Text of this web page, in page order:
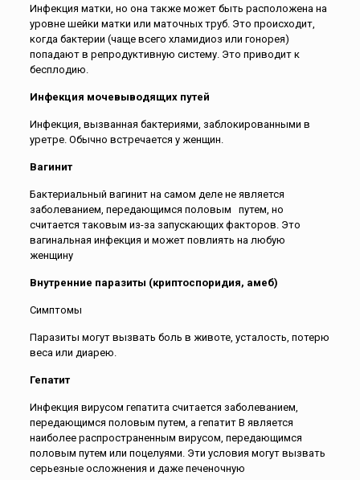
Инфекция матки, но она также может быть расположена на
уровне шейки матки или маточных труб. Это происходит,
когда бактерии (чаще всего хламидиоз или гонорея)
попадают в репродуктивную систему. Это приводит к
бесплодию.
Инфекция мочевыводящих путей
Инфекция, вызванная бактериями, заблокированными в
уретре. Обычно встречается у женщин.
Вагинит
Бактериальный вагинит на самом деле не является
заболеванием, передающимся половым путем, но
считается таковым из-за запускающих факторов. Это
вагинальная инфекция и может повлиять на любую
женщину
Внутренние паразиты (криптоспоридия, амеб)
Cимптомы
Паразиты могут вызвать боль в животе, усталость, потерю
веса или диарею.
Гепатит
Инфекция вирусом гепатита считается заболеванием,
передающимся половым путем, а гепатит В является
наиболее распространенным вирусом, передающимся
половым путем или поцелуями. Эти условия могут вызвать
серьезные осложнения и даже печеночную